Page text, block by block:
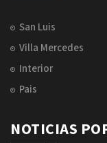
San Luis
Villa Mercedes
Interior
Pais
NOTICIAS